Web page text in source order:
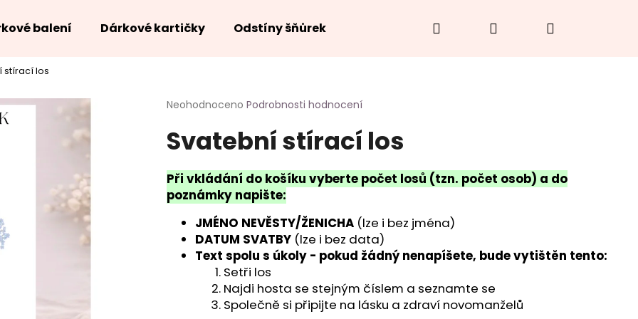
balení Dárkové kartičky Odstíny šňůrek Hodnocení obchodu O náramcích
Hledat PřihlášeníNákupní
stírací los
Průměrné
produktu
je
z
5
hvězdiček.
Neohodnoceno Podrobnosti hodnocení
Svatební stírací los
Při vkládání do košíku vyberte počet losů (tzn. počet osob) a do
poznámky napište:
JMÉNO NEVĚSTY/ŽENICHA (lze i bez jména)
DATUM SVATBY (lze i bez data)
Text spolu s úkoly - pokud žádný nenapíšete, bude vytištěn tento:
Setři los
Najdi hosta se stejným číslem a seznamte se
Společně si připijte na lásku a zdraví novomanželů
Co potřebujete najít?
HLEDAT